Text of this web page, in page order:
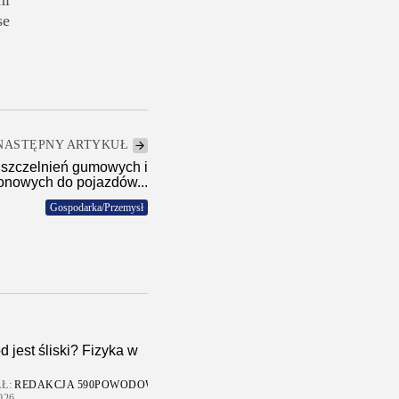
ARTYKUŁ
gumowych i
do pojazdów...
Gospodarka/Przemysł
jest śliski? Fizyka w
REDAKCJA 590POWODOW